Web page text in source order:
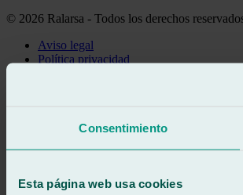
Consentimiento
Esta página web usa cookies
© 2026 Ralarsa - Todos los derechos
Aviso legal
Política privacidad
900 333 733